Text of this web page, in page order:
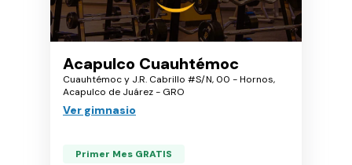
Acapulco Cuauhtémoc
Cuauhtémoc y J.R. Cabrillo #S/N, 00 - Hornos,
Acapulco de Juárez - GRO
Ver gimnasio
Primer Mes GRATIS